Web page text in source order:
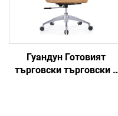
Гуандун Готовият
търговски търговски с